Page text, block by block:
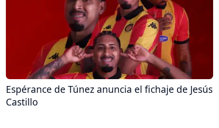
Espérance de Túnez anuncia el fichaje de Jesús
Castillo